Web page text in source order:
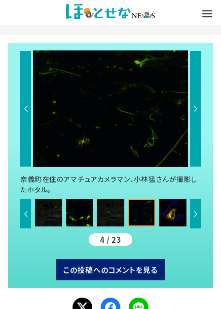
奈義町在住のアマチュアカメラマン、小林猛さんが撮影し
たホタル。
4 / 23
この投稿へのコメントを見る